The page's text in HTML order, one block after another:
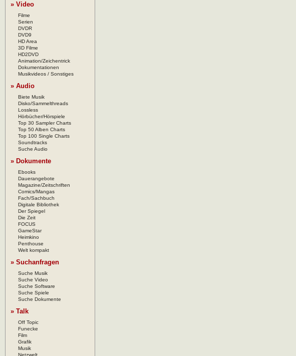
» Video
Filme
Serien
DVDR
DVD9
HD Area
3D Filme
HD2DVD
Animation/Zeichentrick
Dokumentationen
Musikvideos / Sonstiges
» Audio
Biete Musik
Disko/Sammelthreads
Lossless
Hörbücher/Hörspiele
Top 30 Sampler Charts
Top 50 Alben Charts
Top 100 Single Charts
Soundtracks
Suche Audio
» Dokumente
Ebooks
Dauerangebote
Magazine/Zeitschriften
Comics/Mangas
Fach/Sachbuch
Digitale Bibliothek
Der Spiegel
Die Zeit
FOCUS
GameStar
Heimkino
Penthouse
Welt kompakt
» Suchanfragen
Suche Musik
Suche Video
Suche Software
Suche Spiele
Suche Dokumente
» Talk
Off Topic
Funecke
Film
Grafik
Musik